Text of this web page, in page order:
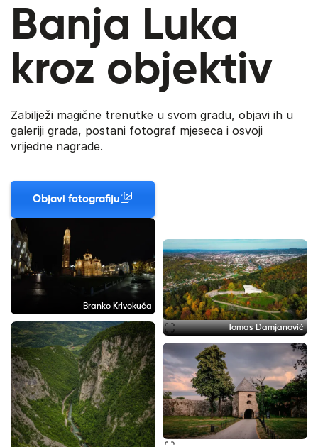
Banja Luka
kroz objektiv
Zabilježi magične trenutke u svom gradu, objavi ih u
galeriji grada, postani fotograf mjeseca i osvoji
vrijedne nagrade.
Objavi fotografiju
Branko Krivokuća
Tomas Damjanović